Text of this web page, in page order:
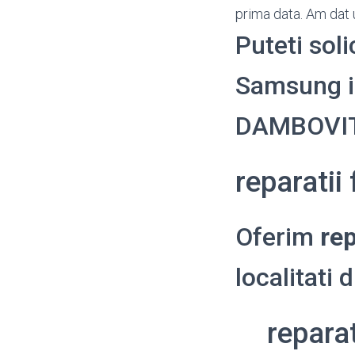
prima data. Am
Puteti
Samsung
reparatii
Oferim
localitati